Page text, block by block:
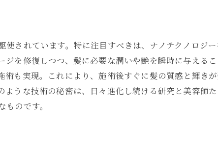
論
訣
から輝く健康を取り戻す
されています。特に注目すべきは、ナノテクノロジ
を修復しつつ、髪に必要な潤いや艶を瞬時に与える
も実現。これにより、施術後すぐに髪の質感と輝き
うな技術の秘密は、日々進化し続ける研究と美容師
のです。